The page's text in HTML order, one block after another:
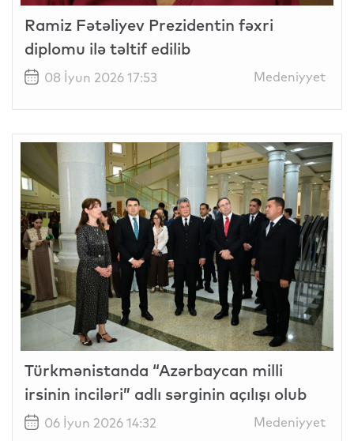
Ramiz Fətəliyev Prezidentin fəxri
diplomu ilə təltif edilib
08 İyun 2026 17:53 Medeniyyet
Türkmənistanda “Azərbaycan milli
irsinin inciləri” adlı sərginin açılışı olub
06 İyun 2026 14:32 Medeniyyet